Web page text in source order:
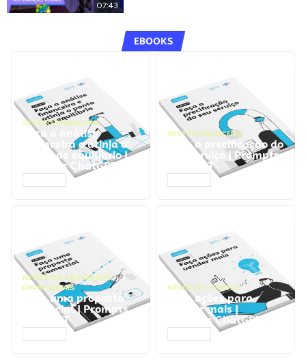
07:43
EBOOKS
GESTÃO FINANCEIRA
Faça a análise
financeira e atinja o
ponto de equilíbrio |
Prompts ChatGPT
GESTÃO FINANCEIRA
Faça a precificação do
seu serviço | Prompts
ChatGPT
NEGÓCIOS, PROCESSOS
EMPRESARIAIS
Faça uma proposta
comercial | Prompts
ChatGPT
NEGÓCIOS, VENDAS
Faça ações para
vender mais |
Prompts ChatGPT